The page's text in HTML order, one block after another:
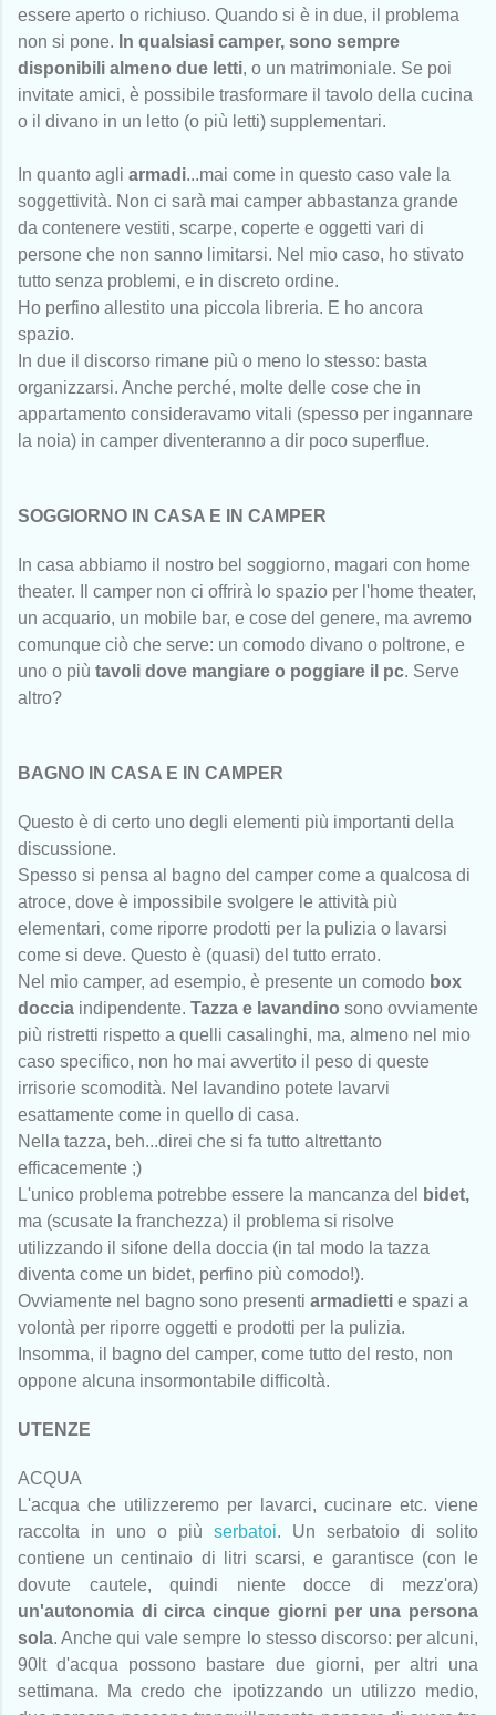
essere aperto o richiuso. Quando si è in due, il problema
non si pone. In qualsiasi camper, sono sempre
disponibili almeno due letti, o un matrimoniale. Se poi
invitate amici, è possibile trasformare il tavolo della cucina
o il divano in un letto (o più letti) supplementari.
In quanto agli armadi...mai come in questo caso vale la
soggettività. Non ci sarà mai camper abbastanza grande
da contenere vestiti, scarpe, coperte e oggetti vari di
persone che non sanno limitarsi. Nel mio caso, ho stivato
tutto senza problemi, e in discreto ordine.
Ho perfino allestito una piccola libreria. E ho ancora
spazio.
In due il discorso rimane più o meno lo stesso: basta
organizzarsi. Anche perché, molte delle cose che in
appartamento consideravamo vitali (spesso per ingannare
la noia) in camper diventeranno a dir poco superflue.
SOGGIORNO IN CASA E IN CAMPER
In casa abbiamo il nostro bel soggiorno, magari con home
theater. Il camper non ci offrirà lo spazio per l'home theater,
un acquario, un mobile bar, e cose del genere, ma avremo
comunque ciò che serve: un comodo divano o poltrone, e
uno o più tavoli dove mangiare o poggiare il pc. Serve
altro?
BAGNO IN CASA E IN CAMPER
Questo è di certo uno degli elementi più importanti della
discussione.
Spesso si pensa al bagno del camper come a qualcosa di
atroce, dove è impossibile svolgere le attività più
elementari, come riporre prodotti per la pulizia o lavarsi
come si deve. Questo è (quasi) del tutto errato.
Nel mio camper, ad esempio, è presente un comodo box
doccia indipendente. Tazza e lavandino sono ovviamente
più ristretti rispetto a quelli casalinghi, ma, almeno nel mio
caso specifico, non ho mai avvertito il peso di queste
irrisorie scomodità. Nel lavandino potete lavarvi
esattamente come in quello di casa.
Nella tazza, beh...direi che si fa tutto altrettanto
efficacemente ;)
L'unico problema potrebbe essere la mancanza del
bidet,
ma (scusate la franchezza) il problema si risolve
utilizzando il sifone della doccia (in tal modo la tazza
diventa come un bidet, perfino più comodo!).
Ovviamente nel bagno sono presenti armadietti e spazi a
volontà per riporre oggetti e prodotti per la pulizia.
Insomma, il bagno del camper, come tutto del resto, non
oppone alcuna insormontabile difficoltà.
UTENZE
ACQUA
L'acqua che utilizzeremo per lavarci, cucinare etc. viene
raccolta in uno o più serbatoi. Un serbatoio di solito
contiene un centinaio di litri scarsi, e garantisce (con le
dovute cautele, quindi niente docce di mezz'ora)
un'autonomia di circa cinque giorni per una persona
sola. Anche qui vale sempre lo stesso discorso: per alcuni,
90lt d'acqua possono bastare due giorni, per altri una
settimana. Ma credo che ipotizzando un utilizzo medio,